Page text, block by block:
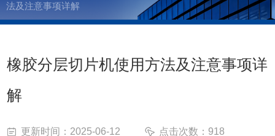
法及注意事项详解
橡胶分层切片机使用方法及注意事项详
解
更新时间：2025-06-12 点击次数：918